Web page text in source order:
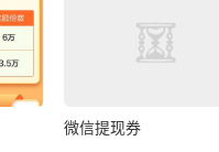
微信提现券